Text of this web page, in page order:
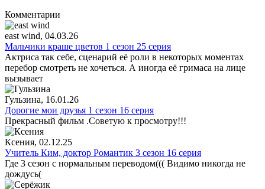
Комментарии
east wind, 04.03.26
Мальчики краше цветов 1 сезон 25 серия
Актриса так себе, сценарий её роли в некоторых моментах
перебор смотреть не хочеться. А иногда её гримаса на лице
вызывает
Гульзина, 16.01.26
Дорогие мои друзья 1 сезон 16 серия
Прекрасный фильм .Советую к просмотру!!!
Ксения, 02.12.25
Учитель Ким, доктор Романтик 3 сезон 16 серия
Где 3 сезон с нормальным переводом((( Видимо никогда не
дождусь(